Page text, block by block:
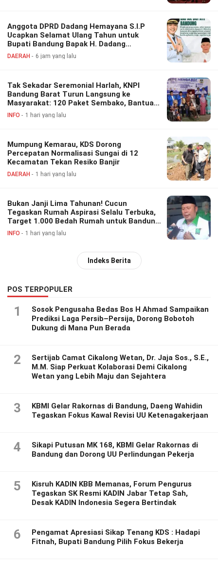
Anggota DPRD Dadang Hemayana S.I.P
Ucapkan Selamat Ulang Tahun untuk
Bupati Bandung Bapak H. Dadang
Supriatna
DAERAH 6 jam yang lalu
Tak Sekadar Seremonial Harlah, KNPI
Bandung Barat Turun Langsung ke
Masyarakat: 120 Paket Sembako, Bantuan
Disabilitas hingga Layanan Kesehatan
INFO 1 hari yang lalu
Mumpung Kemarau, KDS Dorong
Percepatan Normalisasi Sungai di 12
Kecamatan Tekan Resiko Banjir
DAERAH 1 hari yang lalu
Bukan Janji Lima Tahunan! Cucun
Tegaskan Rumah Aspirasi Selalu Terbuka,
Target 1.000 Bedah Rumah untuk Bandung
Barat
INFO 1 hari yang lalu
Indeks Berita
POS TERPOPULER
1
Sosok Pengusaha Bedas Bos H Ahmad Sampaikan
Prediksi Laga Persib–Persija, Dorong Bobotoh
Dukung di Mana Pun Berada
2
Sertijab Camat Cikalong Wetan, Dr. Jaja Sos., S.E.,
M.M. Siap Perkuat Kolaborasi Demi Cikalong
Wetan yang Lebih Maju dan Sejahtera
3
KBMI Gelar Rakornas di Bandung, Daeng Wahidin
Tegaskan Fokus Kawal Revisi UU Ketenagakerjaan
4
Sikapi Putusan MK 168, KBMI Gelar Rakornas di
Bandung dan Dorong UU Perlindungan Pekerja
5
Kisruh KADIN KBB Memanas, Forum Pengurus
Tegaskan SK Resmi KADIN Jabar Tetap Sah,
Desak KADIN Indonesia Segera Bertindak
6
Pengamat Apresiasi Sikap Tenang KDS : Hadapi
Fitnah, Bupati Bandung Pilih Fokus Bekerja